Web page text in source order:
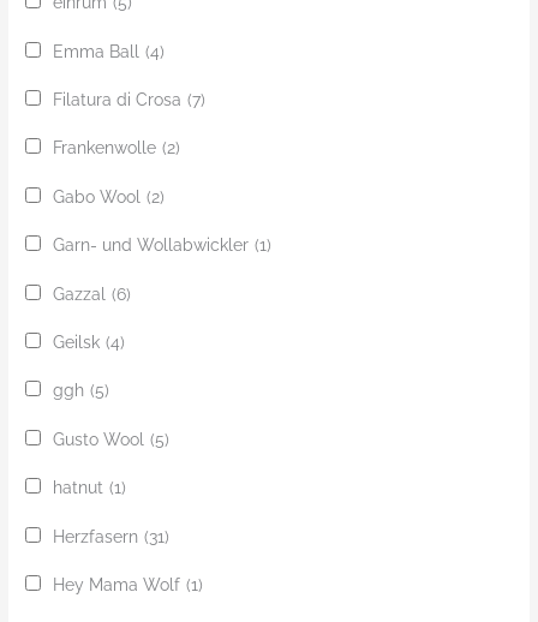
Emma Ball (4)
Filatura di Crosa (7)
Frankenwolle (2)
Gabo Wool (2)
Garn- und Wollabwickler (1)
Gazzal (6)
Geilsk (4)
ggh (5)
Gusto Wool (5)
hatnut (1)
Herzfasern (31)
Hey Mama Wolf (1)